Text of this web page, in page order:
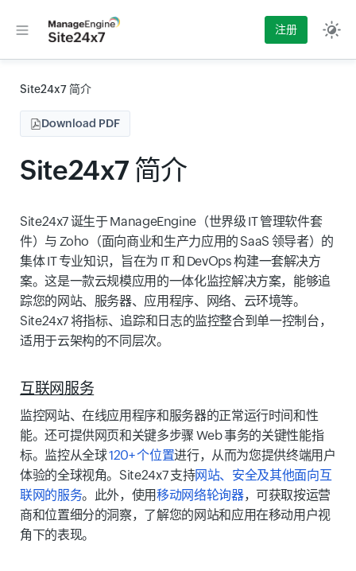
注册
Site24x7 简介
Download PDF
Site24x7 简介
Site24x7 诞生于 ManageEngine（世界级 IT 管理软件套
件）与 Zoho（面向商业和生产力应用的 SaaS 领导者）的
集体 IT 专业知识，旨在为 IT 和 DevOps 构建一套解决方
案。这是一款云规模应用的一体化监控解决方案，能够追
踪您的网站、服务器、应用程序、网络、云环境等。
Site24x7 将指标、追踪和日志的监控整合到单一控制台，
适用于云架构的不同层次。
互联网服务
监控网站、在线应用程序和服务器的正常运行时间和性
能。还可提供网页和关键多步骤 Web 事务的关键性能指
标。监控从全球120+ 个位置进行，从而为您提供终端用户
体验的全球视角。Site24x7 支持网站、安全及其他面向互
联网的服务。此外，使用移动网络轮询器，可获取按运营
商和位置细分的洞察，了解您的网站和应用在移动用户视
角下的表现。